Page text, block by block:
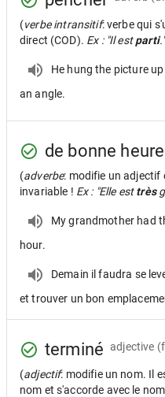
(verbe intransitif: verbe qui
direct (COD). Ex : "Il estparti
He hung the picture
an angle.
de bonne heure
(adverbe: modifie un adjectif
invariable ! Ex : "Elle esttrès
My grandmother had
hour.
Demain il faudra se
et trouver un bon
terminé adjective
(adjectif: modifie un nom. Il
nom et s'accorde avec le